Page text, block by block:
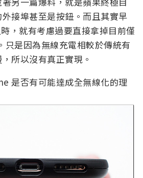
接埠甚至是按鈕。而且其實早
，就有考慮過要直接拿掉目前僅
是因為無線充電相較於傳統有
所以沒有真正實現。
是否有可能達成全無線化的理